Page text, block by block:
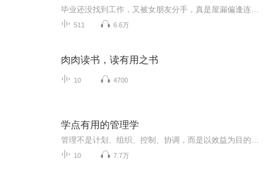
511 6.6万
肉肉读书，读有用之书
10 4700
学点有用的管理学
10 7.7万